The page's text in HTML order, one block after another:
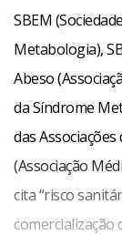
SBEM
Metabologia),
Abeso
da Síndrome
das
(Associação
cita “risco
comercialização